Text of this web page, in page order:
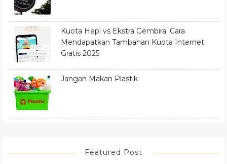
Kuota Hepi vs Ekstra Gembira: Cara
Mendapatkan Tambahan Kuota Internet
Gratis 2025
Jangan Makan Plastik
Featured Post